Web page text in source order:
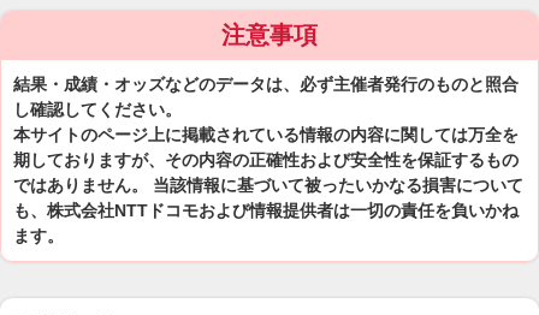
注意事項
結果・成績・オッズなどのデータは、必ず主催者発行のものと照合
し確認してください。
本サイトのページ上に掲載されている情報の内容に関しては万全を
期しておりますが、その内容の正確性および安全性を保証するもの
ではありません。 当該情報に基づいて被ったいかなる損害について
も、株式会社NTTドコモおよび情報提供者は一切の責任を負いかね
ます。